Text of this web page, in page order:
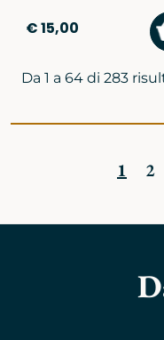
€ 15,00
Da 1 a 64 di 283
1 2